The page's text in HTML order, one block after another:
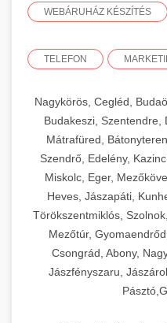
WEBÁRUHÁZ KÉSZÍTÉS
TELEFON
Nagykörös, Cegléd,
Budakeszi, Szentendre,
Mátrafüred,
Szendrő, Edelény,
Miskolc, Eger,
Heves, Jászapáti,
Törökszentmiklós,
Mezőtúr,
Csongrád, Abony,
Jászfényszaru,